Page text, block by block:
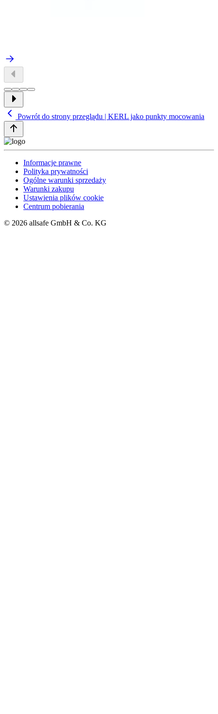
Powrót do strony przeglądu | KERL jako punkty mocowania
Informacje prawne
Polityka prywatności
Ogólne warunki sprzedaży
Warunki zakupu
Ustawienia plików cookie
Centrum pobierania
© 2026 allsafe GmbH & Co. KG